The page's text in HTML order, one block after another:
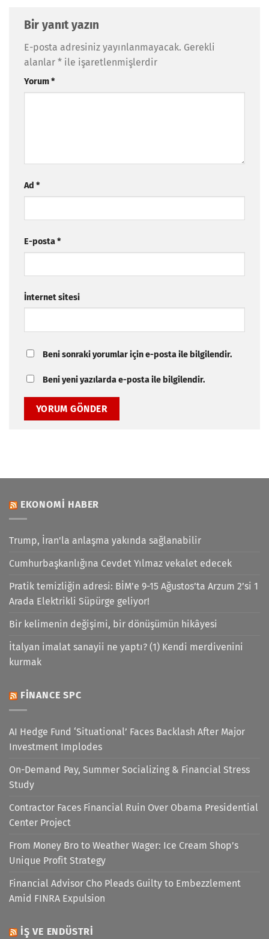
Bir yanıt yazın
E-posta adresiniz yayınlanmayacak. Gerekli
alanlar * ile işaretlenmişlerdir
Yorum*
Ad *
E-posta*
İnternet sitesi
Beni sonraki yorumlar için e-posta ile bilgilendir.
Beni yeni yazılarda e-posta ile bilgilendir.
EKONOMI HABER
Trump, İran'la anlaşma yakında sağlanabilir
Cumhurbaşkanlığına Cevdet Yılmaz vekalet edecek
Pratik temizliğin adresi: BİM’e 9-15 Ağustos’ta Arzum 2’si 1
Arada Elektrikli Süpürge geliyor!
Bir kelimenin değişimi, bir dönüşümün hikâyesi
İtalyan imalat sanayii ne yaptı? (1) Kendi merdivenini
kurmak
FINANCE SPC
AI Hedge Fund ‘Situational’ Faces Backlash After Major
Investment Implodes
On-Demand Pay, Summer Socializing & Financial Stress
Study
Contractor Faces Financial Ruin Over Obama Presidential
Center Project
From Money Bro to Weather Wager: Ice Cream Shop’s
Unique Profit Strategy
Financial Advisor Cho Pleads Guilty to Embezzlement
Amid FINRA Expulsion
İŞ VE ENDÜSTRI